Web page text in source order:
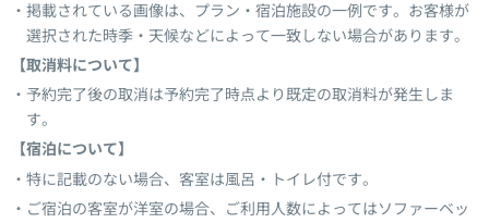
掲載されている画像は、プラン・宿泊施設の一例です。お客様が
選択された時季・天候などによって一致しない場合があります。
【取消料について】
予約完了後の取消は予約完了時点より既定の取消料が発生しま
す。
【宿泊について】
特に記載のない場合、客室は風呂・トイレ付です。
ご宿泊の客室が洋室の場合、ご利用人数によってはソファーベッ